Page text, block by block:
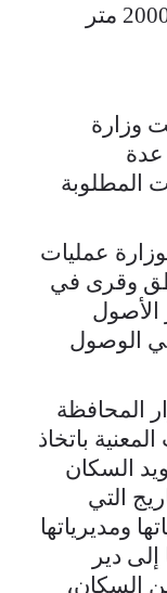
التركية، والذي قُدرت كميته بنحو 2000 متر
وزارة
عدة
المطلوبة
عمليات
وقرى في
الأصول
الوصول
المحافظة
باتخاذ
السكان
التي
ومديرياتها
دير
السكان،